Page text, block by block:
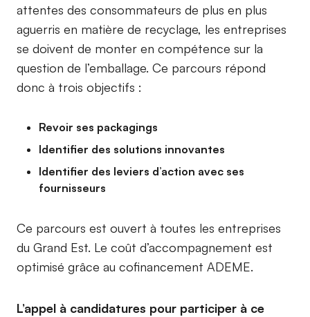
attentes des consommateurs de plus en plus
aguerris en matière de recyclage, les entreprises
se doivent de monter en compétence sur la
question de l’emballage. Ce parcours répond
donc à trois objectifs :
Revoir ses packagings
Identifier des solutions innovantes
Identifier des leviers d’action avec ses
fournisseurs
Ce parcours est ouvert à toutes les entreprises
du Grand Est. Le coût d’accompagnement est
optimisé grâce au cofinancement ADEME.
L’appel à candidatures pour participer à ce